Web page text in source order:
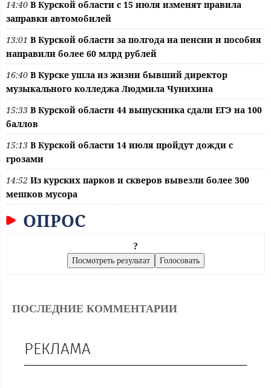
14:40 В Курской области с 15 июля изменят правила
заправки автомобилей
13:01 В Курской области за полгода на пенсии и пособия
направили более 60 млрд рублей
16:40 В Курске ушла из жизни бывший директор
музыкального колледжа Людмила Чунихина
15:33 В Курской области 44 выпускника сдали ЕГЭ на 100
баллов
15:13 В Курской области 14 июля пройдут дожди с
грозами
14:52 Из курских парков и скверов вывезли более 300
мешков мусора
ОПРОС
?
ПОСЛЕДНИЕ КОММЕНТАРИИ
РЕКЛАМА